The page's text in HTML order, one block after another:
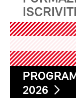
2026